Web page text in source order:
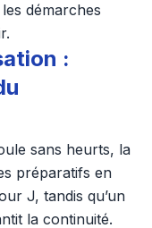
démarches
:
sans heurts, la
préparatifs en
J, tandis qu’un
la continuité.